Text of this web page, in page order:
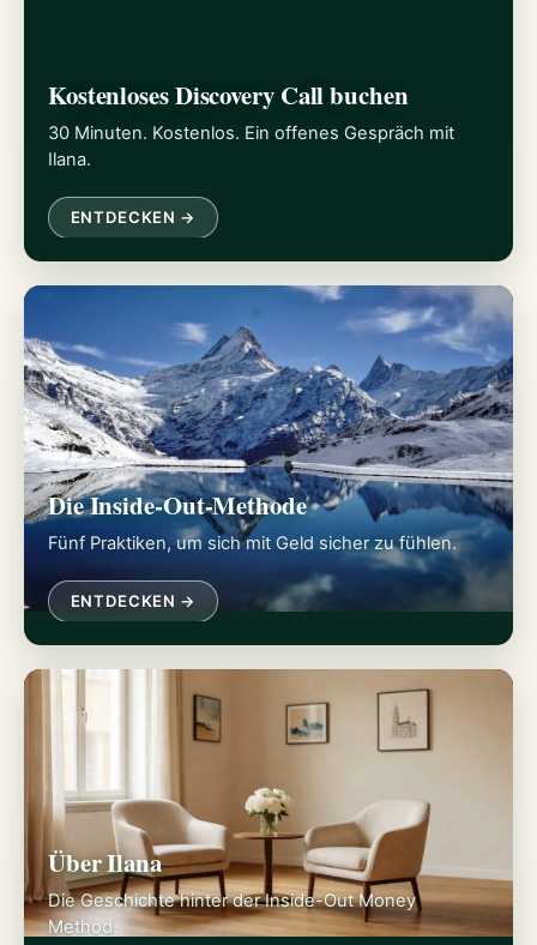
Kostenloses Discovery Call buchen
30 Minuten. Kostenlos. Ein offenes Gespräch mit
Ilana.
ENTDECKEN →
Die Inside-Out-Methode
Fünf Praktiken, um sich mit Geld sicher zu fühlen.
ENTDECKEN →
Über Ilana
Die Geschichte hinter der Inside-Out Money
Method.